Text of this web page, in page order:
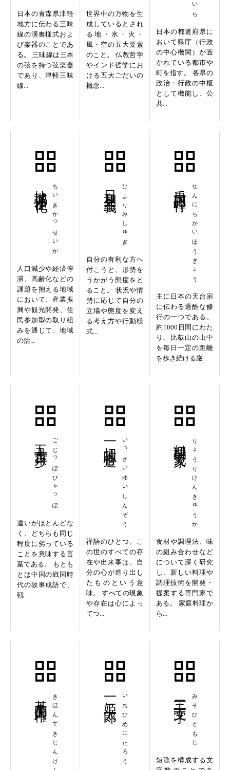
日本の青森県津軽
地方に伝わる三味
線の演奏様式およ
び楽器のことであ
る。 三味線は三本
の弦を持つ弦楽器
であり、津軽三味
線...
世界中の万物を生
成しているとされ
る地・水・火・
風・空の五大要素
のこと。 仏教哲学
やインド哲学にお
ける五大ごだいの
概念...
日本の都道府県に
おいて県庁（行政
の中心機関）が置
かれている都市や
町を指す。 各県の
政治・行政の中枢
として機能し、公
共...
ちいきかっせいか
人口減少や経済停
滞、高齢化などの
課題を抱える地域
において、産業振
興や観光開発、住
民参加型の取り組
みを通じて、地域
の活...
ひよりみしゅぎ
自分の有利な方へ
付こうと、形勢を
うかがう態度をと
ること。 状況や情
勢に応じて自分の
立場や態度を変え
る考え方や行動様
式...
せんにちかいほうぎょう
主に日本の天台宗
に伝わる過酷な修
行の一つである。
約1000日間にわた
り、比叡山の山中
を毎日一定の距離
を歩き続ける厳...
ごじっぽひゃっぽ
違いがほとんどな
く、どちらも同じ
程度に劣っている
ことを意味する言
葉である。 もとも
とは中国の戦国時
代の故事成語で、
戦...
いっさいゆいしんぞう
一切唯心造
禅語のひとつ。こ
の世のすべての存
在や出来事は、自
分の心が造り出し
たものという意
味。 すべての現象
や存在は心によっ
てつ...
りょうりけんきゅうか
食材や調理法、味
の組み合わせなど
について深く研究
し、新しい料理や
調理技術を開発・
提案する専門家で
ある。 家庭料理か
ら...
きほんてきじんけん いちひめにたろう
一姫二太郎 みそひともじ
短歌を構成する文